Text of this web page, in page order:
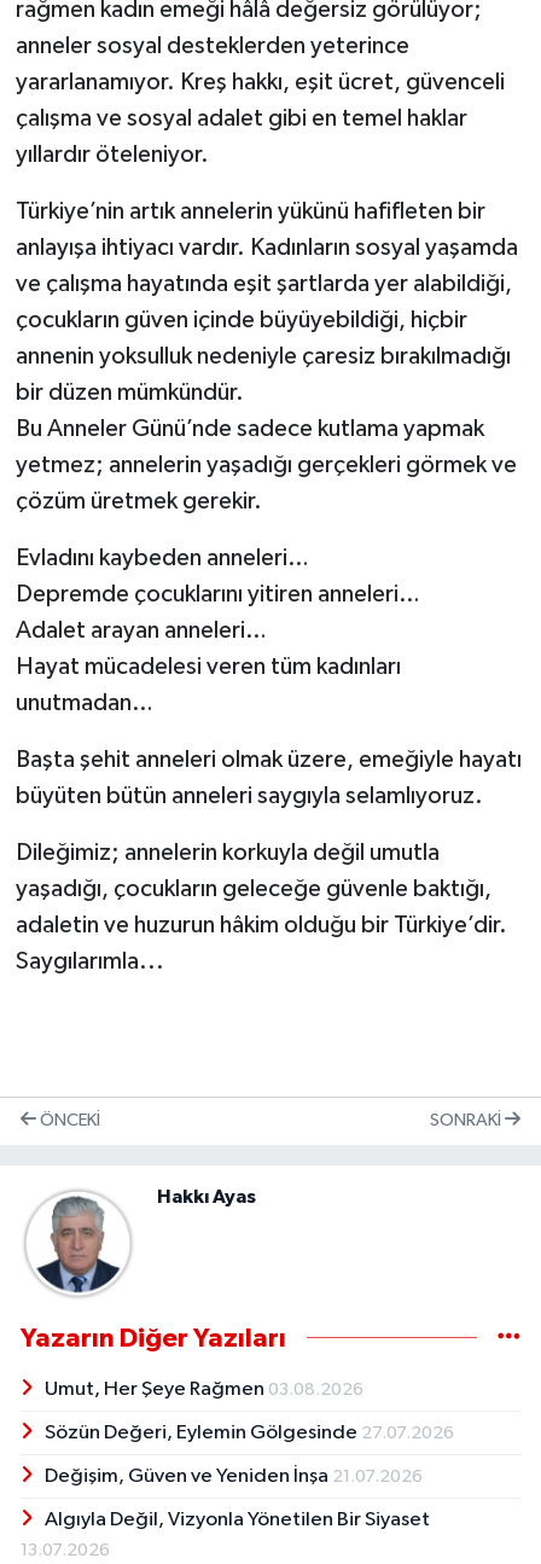
rağmen kadın emeği hâlâ değersiz görülüyor;
anneler sosyal desteklerden yeterince
yararlanamıyor. Kreş hakkı, eşit ücret, güvenceli
çalışma ve sosyal adalet gibi en temel haklar
yıllardır öteleniyor.
Türkiye’nin artık annelerin yükünü hafifleten bir
anlayışa ihtiyacı vardır. Kadınların sosyal yaşamda
ve çalışma hayatında eşit şartlarda yer alabildiği,
çocukların güven içinde büyüyebildiği, hiçbir
annenin yoksulluk nedeniyle çaresiz bırakılmadığı
bir düzen mümkündür.
Bu Anneler Günü’nde sadece kutlama yapmak
yetmez; annelerin yaşadığı gerçekleri görmek ve
çözüm üretmek gerekir.
Evladını kaybeden anneleri…
Depremde çocuklarını yitiren anneleri…
Adalet arayan anneleri…
Hayat mücadelesi veren tüm kadınları
unutmadan…
Başta şehit anneleri olmak üzere, emeğiyle hayatı
büyüten bütün anneleri saygıyla selamlıyoruz.
Dileğimiz; annelerin korkuyla değil umutla
yaşadığı, çocukların geleceğe güvenle baktığı,
adaletin ve huzurun hâkim olduğu bir Türkiye’dir.
Saygılarımla...
ÖNCEKI SONRAKI
Hakkı Ayas
Yazarın Diğer Yazıları
Umut, Her Şeye Rağmen 03.08.2026
Sözün Değeri, Eylemin Gölgesinde 27.07.2026
Değişim, Güven ve Yeniden İnşa 21.07.2026
Algıyla Değil, Vizyonla Yönetilen Bir Siyaset
13.07.2026